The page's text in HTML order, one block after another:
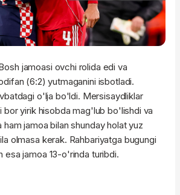
jamoasi ovchi rolida edi va
(6:2) yutmaganini isbotladi.
o'lja bo'ldi. Mersisaydliklar
bor yirik hisobda mag'lub bo'lishdi va
ham jamoa bilan shunday holat yuz
olmasa kerak. Rahbariyatga bugungi
esa jamoa 13-o'rinda turibdi.